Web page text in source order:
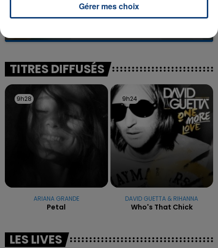
UNE ADOLESCENTE DEVANT SE FAIRE
La famille a porté plainte contre la clinique qui a
excuses.
TITRES DIFFUSÉS
9h28
9h28
ARIANA GRANDE
Petal
9h24
9h24
DAVID GUETTA & RIHANNA
Who's That Chick
LES LIVES
Gérer mes choix